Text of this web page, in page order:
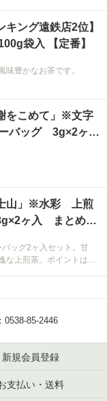
キング遠鉄店2位】
袋入 【定番】
味豊かなお茶です。
をこめて」※文字
バッグ 3g×2ヶ
スト投函便・送料
山」※水彩 上煎
ヶ入 まとめ買
送料込み】
ッグ2ヶ入セット。甘
上煎茶。ポイントは空
0538-85-2446
新規会員登録
支払い・送料